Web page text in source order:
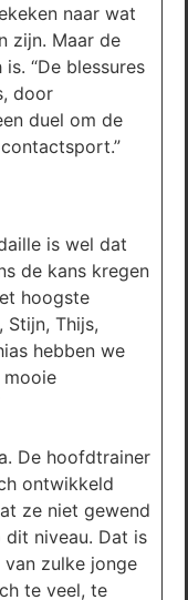
naar wat
zijn. Maar de
“De blessures
door
duel om de
is wel dat
de kans kregen
hoogste
Stijn, Thijs,
hebben we
mooie
De hoofdtrainer
ontwikkeld
ze niet gewend
niveau. Dat is
zulke jonge
te veel, te